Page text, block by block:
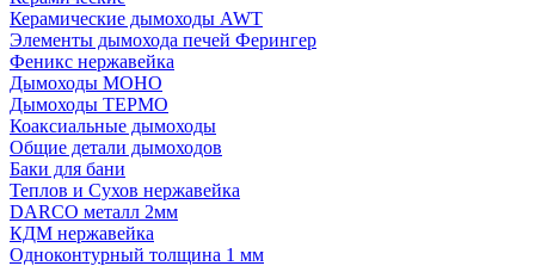
Керамические дымоходы AWT
Элементы дымохода печей Ферингер
Феникс нержавейка
Дымоходы МОНО
Дымоходы ТЕРМО
Коаксиальные дымоходы
Общие детали дымоходов
Баки для бани
Теплов и Сухов нержавейка
DARCO металл 2мм
КДМ нержавейка
Одноконтурный толщина 1 мм